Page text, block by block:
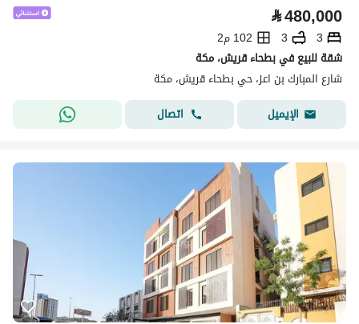
⃁480,000
3
3
102 م2
شقة للبيع في بطحاء قريش، مكة
شارع المبارك بن اعز، حي بطحاء قريش، مكة
الإيميل
اتصال